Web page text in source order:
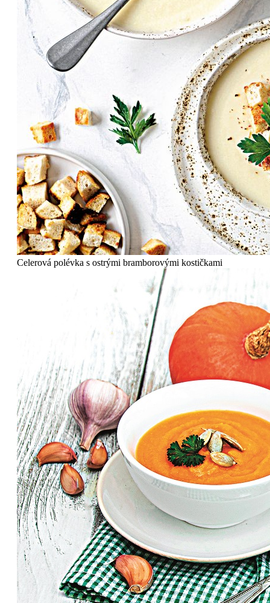
Celerová polévka s ostrými bramborovými kostičkami